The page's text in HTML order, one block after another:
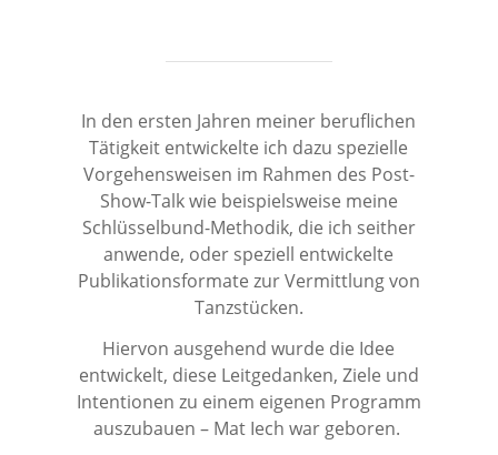
In den ersten Jahren meiner beruflichen
Tätigkeit entwickelte ich dazu spezielle
Vorgehensweisen im Rahmen des Post-
Show-Talk wie beispielsweise meine
Schlüsselbund-Methodik, die ich seither
anwende, oder speziell entwickelte
Publikationsformate zur Vermittlung von
Tanzstücken.
Hiervon ausgehend wurde die Idee
entwickelt, diese Leitgedanken, Ziele und
Intentionen zu einem eigenen Programm
auszubauen – Mat Iech war geboren.